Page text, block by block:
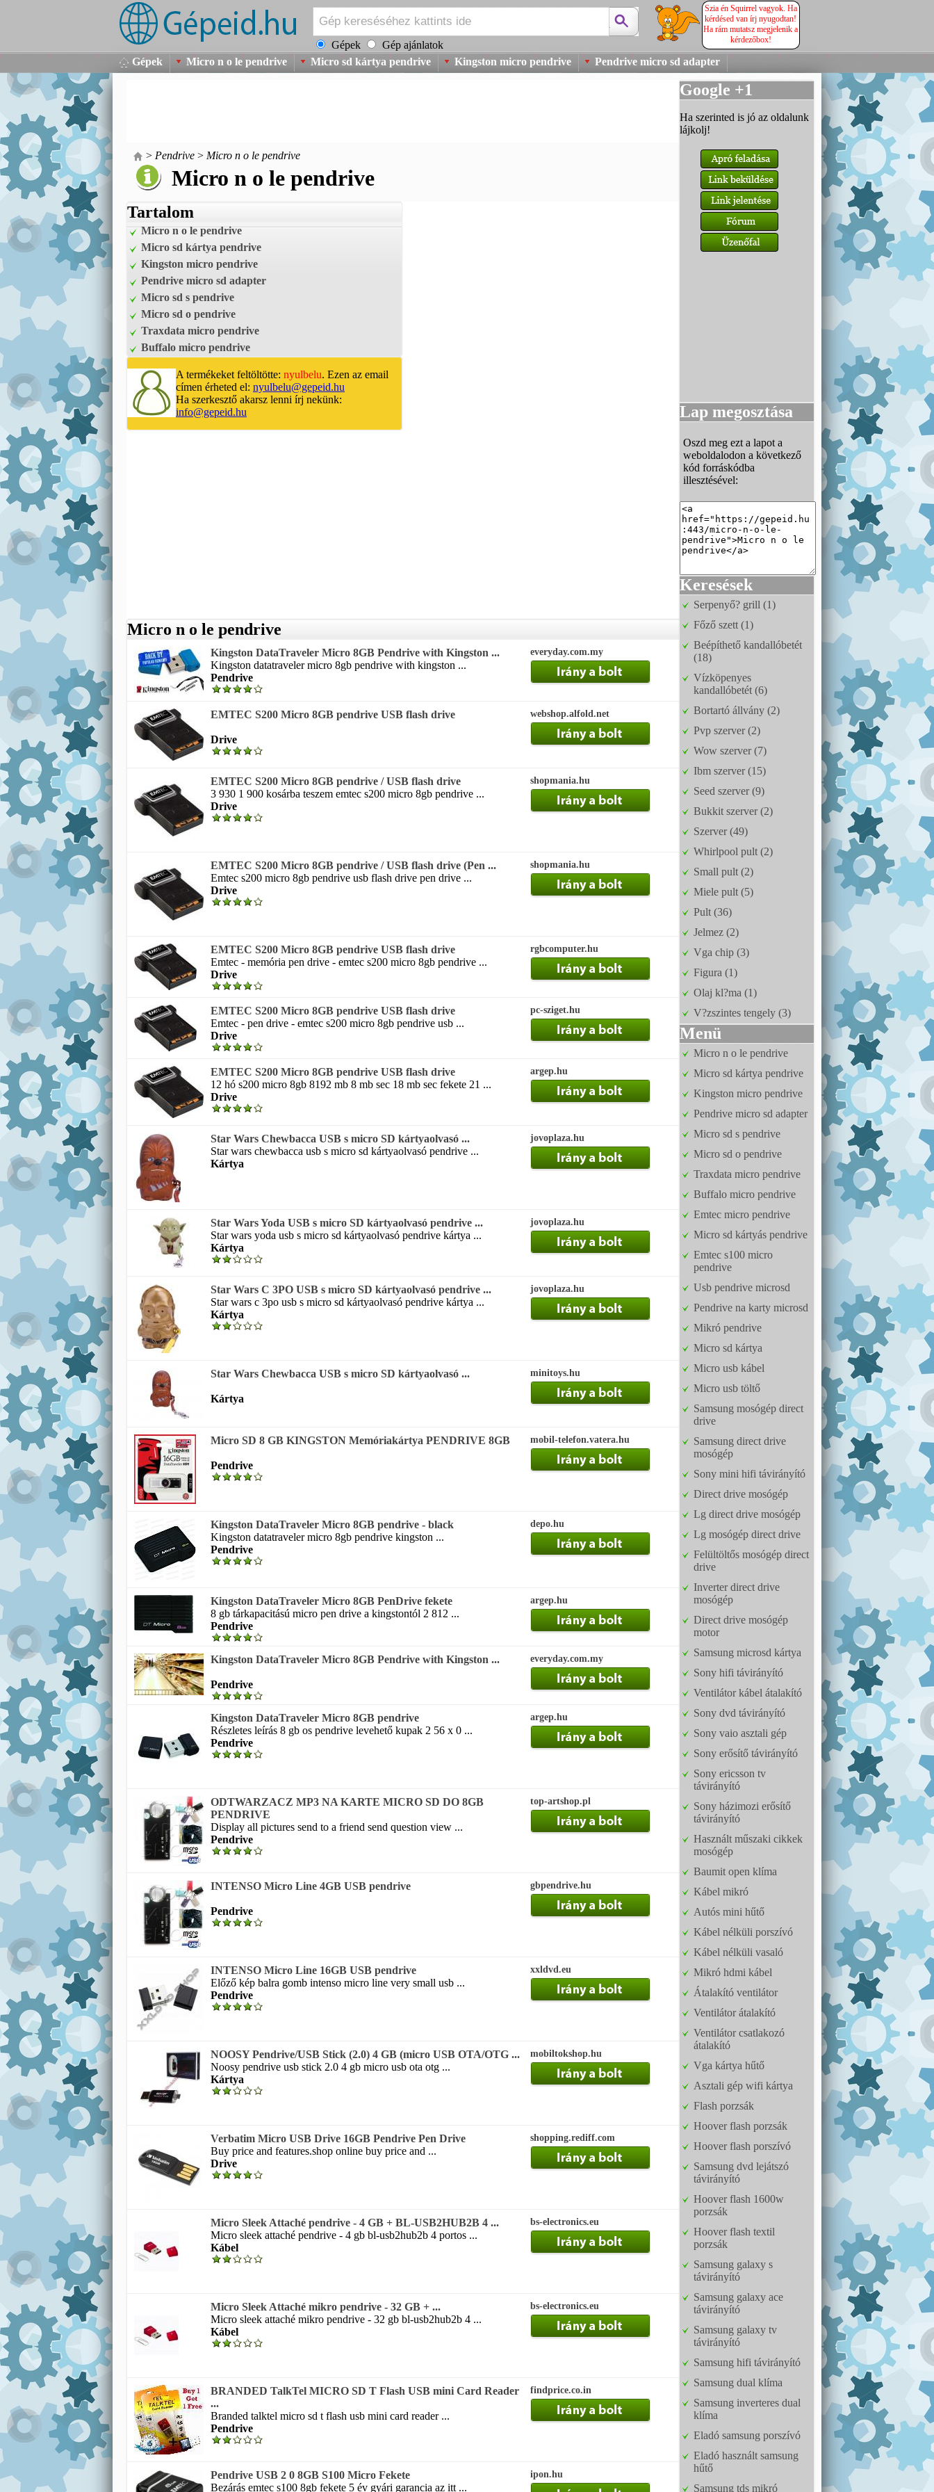
Gépek Gép ajánlatok
Szia én Squirrel vagyok. Ha
kérdésed van írj nyugodtan!
Ha rám mutatsz megjelenik a
kérdezőbox!
Gépek Micro n o le pendrive Micro sd kártya pendrive Kingston micro pendrive Pendrive micro sd adapter
> Pendrive > Micro n o le pendrive
Micro n o le pendrive
Tartalom
Micro n o le pendrive
Micro sd kártya pendrive
Kingston micro pendrive
Pendrive micro sd adapter
Micro sd s pendrive
Micro sd o pendrive
Traxdata micro pendrive
Buffalo micro pendrive
A termékeket feltöltötte: nyulbelu. Ezen az email
címen érheted el: nyulbelu@gepeid.hu
Ha szerkesztő akarsz lenni írj nekünk:
info@gepeid.hu
Micro n o le pendrive
Kingston DataTraveler Micro 8GB Pendrive with Kingston ...
Kingston datatraveler micro 8gb pendrive with kingston ...
Pendrive
everyday.com.my
EMTEC S200 Micro 8GB pendrive USB flash drive
Drive
webshop.alfold.net
EMTEC S200 Micro 8GB pendrive / USB flash drive
3 930 1 900 kosárba teszem emtec s200 micro 8gb pendrive ...
Drive
shopmania.hu
EMTEC S200 Micro 8GB pendrive / USB flash drive (Pen ...
Emtec s200 micro 8gb pendrive usb flash drive pen drive ...
Drive
shopmania.hu
EMTEC S200 Micro 8GB pendrive USB flash drive
Emtec - memória pen drive - emtec s200 micro 8gb pendrive ...
Drive
rgbcomputer.hu
EMTEC S200 Micro 8GB pendrive USB flash drive
Emtec - pen drive - emtec s200 micro 8gb pendrive usb ...
Drive
pc-sziget.hu
EMTEC S200 Micro 8GB pendrive USB flash drive
12 hó s200 micro 8gb 8192 mb 8 mb sec 18 mb sec fekete 21 ...
Drive
argep.hu
Star Wars Chewbacca USB s micro SD kártyaolvasó ...
Star wars chewbacca usb s micro sd kártyaolvasó pendrive ...
Kártya
jovoplaza.hu
Star Wars Yoda USB s micro SD kártyaolvasó pendrive ...
Star wars yoda usb s micro sd kártyaolvasó pendrive kártya ...
Kártya
jovoplaza.hu
Star Wars C 3PO USB s micro SD kártyaolvasó pendrive ...
Star wars c 3po usb s micro sd kártyaolvasó pendrive kártya ...
Kártya
jovoplaza.hu
Star Wars Chewbacca USB s micro SD kártyaolvasó ...
Kártya
minitoys.hu
Micro SD 8 GB KINGSTON Memóriakártya PENDRIVE 8GB
Pendrive
mobil-telefon.vatera.hu
Kingston DataTraveler Micro 8GB pendrive - black
Kingston datatraveler micro 8gb pendrive kingston ...
Pendrive
depo.hu
Kingston DataTraveler Micro 8GB PenDrive fekete
8 gb tárkapacitású micro pen drive a kingstontól 2 812 ...
Pendrive
argep.hu
Kingston DataTraveler Micro 8GB Pendrive with Kingston ...
Pendrive
everyday.com.my
Kingston DataTraveler Micro 8GB pendrive
Részletes leírás 8 gb os pendrive levehető kupak 2 56 x 0 ...
Pendrive
argep.hu
ODTWARZACZ MP3 NA KARTE MICRO SD DO 8GB
PENDRIVE
Display all pictures send to a friend send question view ...
Pendrive
top-artshop.pl
INTENSO Micro Line 4GB USB pendrive
Pendrive
gbpendrive.hu
INTENSO Micro Line 16GB USB pendrive
Előző kép balra gomb intenso micro line very small usb ...
Pendrive
xxldvd.eu
NOOSY Pendrive/USB Stick (2.0) 4 GB (micro USB OTA/OTG ...
Noosy pendrive usb stick 2.0 4 gb micro usb ota otg ...
Kártya
mobiltokshop.hu
Verbatim Micro USB Drive 16GB Pendrive Pen Drive
Buy price and features.shop online buy price and ...
Drive
shopping.rediff.com
Micro Sleek Attaché pendrive - 4 GB + BL-USB2HUB2B 4 ...
Micro sleek attaché pendrive - 4 gb bl-usb2hub2b 4 portos ...
Kábel
bs-electronics.eu
Micro Sleek Attaché mikro pendrive - 32 GB + ...
Micro sleek attaché mikro pendrive - 32 gb bl-usb2hub2b 4 ...
Kábel
bs-electronics.eu
BRANDED TalkTel MICRO SD T Flash USB mini Card Reader
...
Branded talktel micro sd t flash usb mini card reader ...
Pendrive
findprice.co.in
Pendrive USB 2 0 8GB S100 Micro Fekete
Bezárás emtec s100 8gb fekete 5 év gyári garancia az itt ...
ipon.hu
Google +1
Ha szerinted is jó az oldalunk
lájkolj!
Lap megosztása
Oszd meg ezt a lapot a
weboldalodon a következő
kód forráskódba
illesztésével:
Keresések
Serpenyő? grill (1)
Főző szett (1)
Beépíthető kandallóbetét
(18)
Vízköpenyes
kandallóbetét (6)
Bortartó állvány (2)
Pvp szerver (2)
Wow szerver (7)
Ibm szerver (15)
Seed szerver (9)
Bukkit szerver (2)
Szerver (49)
Whirlpool pult (2)
Small pult (2)
Miele pult (5)
Pult (36)
Jelmez (2)
Vga chip (3)
Figura (1)
Olaj kl?ma (1)
V?zszintes tengely (3)
Menü
Micro n o le pendrive
Micro sd kártya pendrive
Kingston micro pendrive
Pendrive micro sd adapter
Micro sd s pendrive
Micro sd o pendrive
Traxdata micro pendrive
Buffalo micro pendrive
Emtec micro pendrive
Micro sd kártyás pendrive
Emtec s100 micro
pendrive
Usb pendrive microsd
Pendrive na karty microsd
Mikró pendrive
Micro sd kártya
Micro usb kábel
Micro usb töltő
Samsung mosógép direct
drive
Samsung direct drive
mosógép
Sony mini hifi távirányító
Direct drive mosógép
Lg direct drive mosógép
Lg mosógép direct drive
Felültöltős mosógép direct
drive
Inverter direct drive
mosógép
Direct drive mosógép
motor
Samsung microsd kártya
Sony hifi távirányító
Ventilátor kábel átalakító
Sony dvd távirányító
Sony vaio asztali gép
Sony erősítő távirányító
Sony ericsson tv
távirányító
Sony házimozi erősítő
távirányító
Használt műszaki cikkek
mosógép
Baumit open klíma
Kábel mikró
Autós mini hűtő
Kábel nélküli porszívó
Kábel nélküli vasaló
Mikró hdmi kábel
Átalakító ventilátor
Ventilátor átalakító
Ventilátor csatlakozó
átalakító
Vga kártya hűtő
Asztali gép wifi kártya
Flash porzsák
Hoover flash porzsák
Hoover flash porszívó
Samsung dvd lejátszó
távirányító
Hoover flash 1600w
porzsák
Hoover flash textil
porzsák
Samsung galaxy s
távirányító
Samsung galaxy ace
távirányító
Samsung galaxy tv
távirányító
Samsung hifi távirányító
Samsung dual klíma
Samsung inverteres dual
klíma
Eladó samsung porszívó
Eladó használt samsung
hűtő
Samsung tds mikró